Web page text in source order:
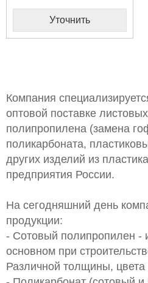
Уточнить
Компания
оптовой поставке
полипропилена (замена
поликарбоната,
других изделий из
предприятия России.
На сегодняшний день
продукции:
- Сотовый полипропилен -
основном при
Различной толщины, цвета